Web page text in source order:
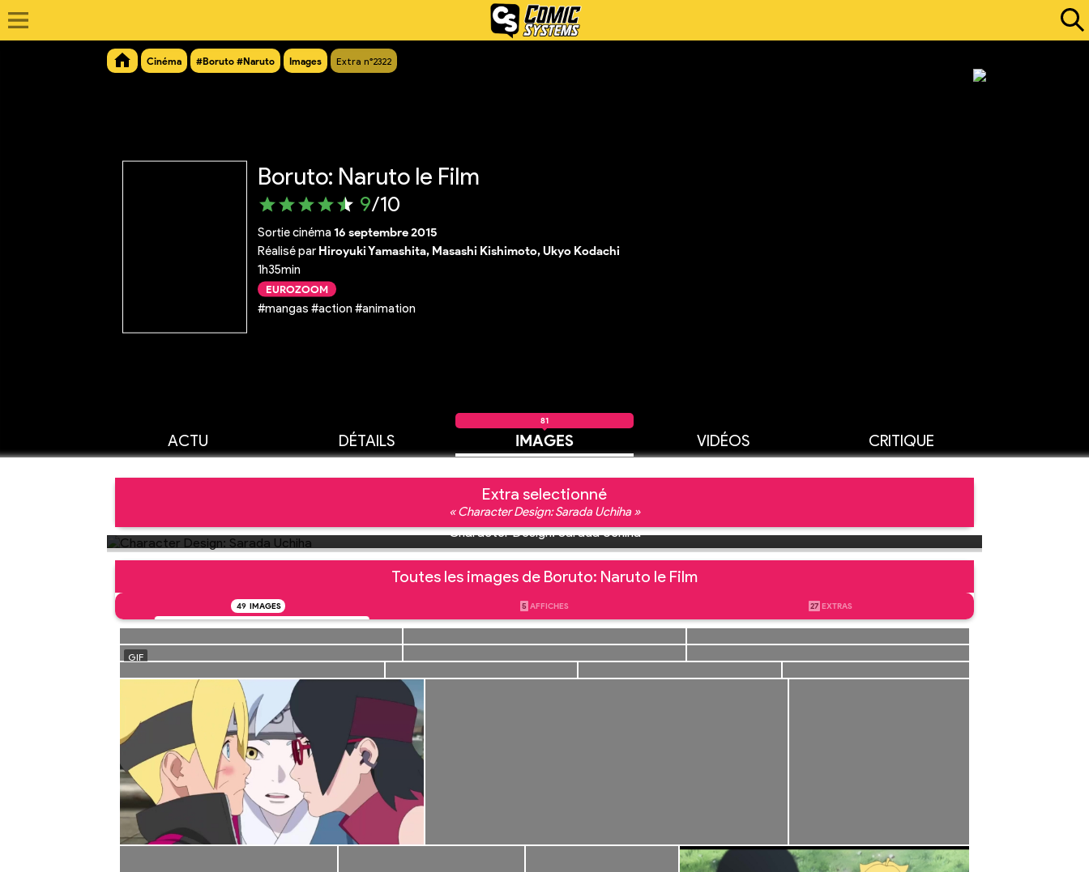
Cinéma #Boruto #Naruto Images Extra n°2322
Boruto: Naruto le Film
9/10
Sortie cinéma16 septembre 2015
Réalisé par Hiroyuki Yamashita, Masashi Kishimoto, Ukyo Kodachi
1h35min
EUROZOOM
#mangas #action #animation
ACTU DÉTAILS IMAGES
81
VIDÉOS CRITIQUE
Extra selectionné
« Character Design: Sarada Uchiha »
Character Design: Sarada Uchiha
Toutes les images de Boruto: Naruto le Film
49 IMAGES 5 AFFICHES 27 EXTRAS